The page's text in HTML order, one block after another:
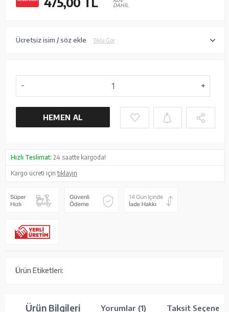
DAHİL
Ücretsiz isim / söz ekle Tıkla Gör
HEMEN AL
Hızlı Teslimat: 24 saatte kargoda!
Kargo ücreti içintıklayın
Ürün Etiketleri:
Ürün Bilgileri Yorumlar (1) Taksit